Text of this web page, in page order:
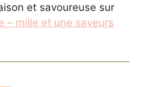
et savoureuse sur
– mille et une saveurs